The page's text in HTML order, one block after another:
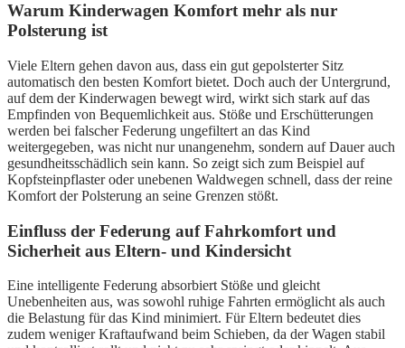
Warum Kinderwagen Komfort mehr als nur
Polsterung ist
Viele Eltern gehen davon aus, dass ein gut gepolsterter Sitz
automatisch den besten Komfort bietet. Doch auch der Untergrund,
auf dem der Kinderwagen bewegt wird, wirkt sich stark auf das
Empfinden von Bequemlichkeit aus. Stöße und Erschütterungen
werden bei falscher Federung ungefiltert an das Kind
weitergegeben, was nicht nur unangenehm, sondern auf Dauer auch
gesundheitsschädlich sein kann. So zeigt sich zum Beispiel auf
Kopfsteinpflaster oder unebenen Waldwegen schnell, dass der reine
Komfort der Polsterung an seine Grenzen stößt.
Einfluss der Federung auf Fahrkomfort und
Sicherheit aus Eltern- und Kindersicht
Eine intelligente Federung absorbiert Stöße und gleicht
Unebenheiten aus, was sowohl ruhige Fahrten ermöglicht als auch
die Belastung für das Kind minimiert. Für Eltern bedeutet dies
zudem weniger Kraftaufwand beim Schieben, da der Wagen stabil